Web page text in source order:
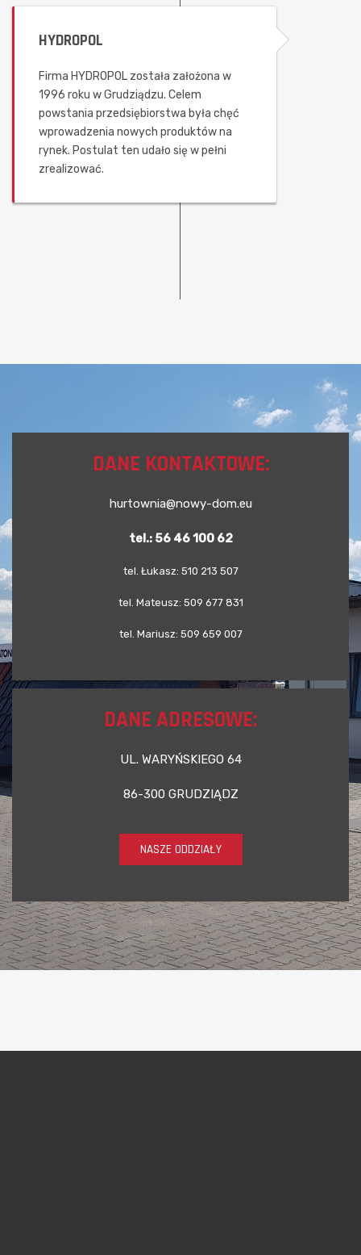
HYDROPOL
Firma HYDROPOL została założona w
1996 roku w Grudziądzu. Celem
powstania przedsiębiorstwa była chęć
wprowadzenia nowych produktów na
rynek. Postulat ten udało się w pełni
zrealizować.
DANE KONTAKTOWE:
hurtownia@nowy-dom.eu
tel.: 56 46 100 62
tel. Łukasz: 510 213 507
tel. Mateusz: 509 677 831
tel. Mariusz: 509 659 007
DANE ADRESOWE:
UL. WARYŃSKIEGO 64
86-300 GRUDZIĄDZ
NASZE ODDZIAŁY